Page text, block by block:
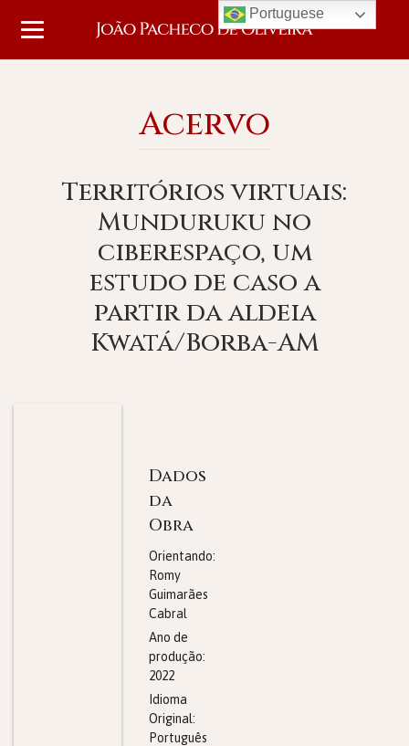
Acervo
Territórios virtuais:
Munduruku no
ciberespaço, um
estudo de caso a
partir da aldeia
Kwatá/Borba-AM
Dados
da
Obra
Orientando:
Romy
Guimarães
Cabral
Ano de
produção:
2022
Idioma
Original:
Português
Portuguese